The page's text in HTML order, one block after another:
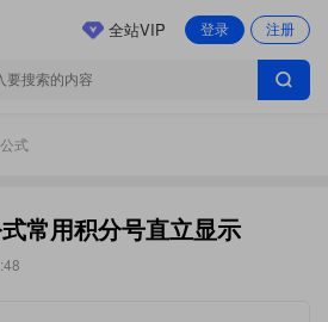
登录 注册
全站VIP
式
常用积分号直立显示